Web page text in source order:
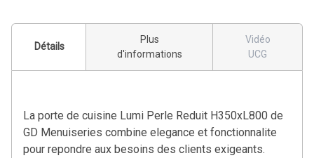
Détails
Plus
d'informations
Vidéo
UCG
La porte de cuisine Lumi Perle Reduit H350xL800 de
GD Menuiseries combine elegance et fonctionnalite
pour repondre aux besoins des clients exigeants.